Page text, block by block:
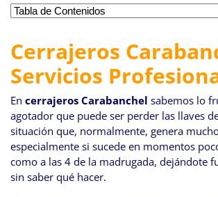
ayuda
la
navegación
Cerrajeros
Servicios
En cerrajeros Carabanchel sabemos lo
agotador que puede ser perder las llaves
situación que, normalmente, genera
especialmente si sucede en momentos
como a las 4 de la madrugada, dejándote
sin saber qué hacer.